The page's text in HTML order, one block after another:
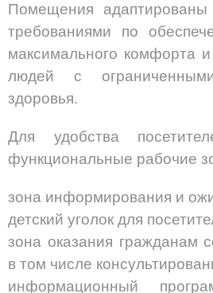
Помещения адаптированы
требованиями по
максимального комфорта
людей с
здоровья.
Для удобства
функциональные рабочие
зона информирования и
детский уголок для
зона оказания гражданам
в том числе
информационный